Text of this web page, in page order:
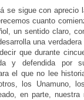
se sigue con aprecio
cuanto
un sentido claro,
una
que durante
y defendida por
el que no lee
los Unamuno,
en parte,